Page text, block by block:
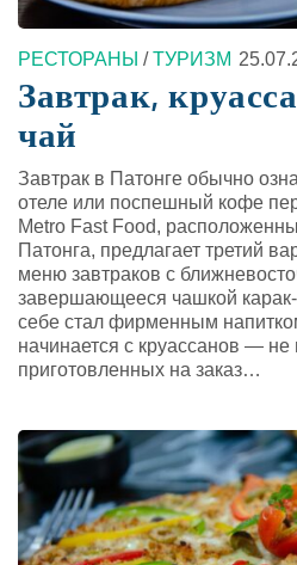
РЕСТОРАНЫ /ТУРИЗМ
Завтрак,
чай
Завтрак в Патонге обычно
отеле или поспешный кофе
Metro Fast Food,
Патонга, предлагает третий
меню завтраков с
завершающееся чашкой
себе стал фирменным
начинается с круассанов — не
приготовленных на заказ…